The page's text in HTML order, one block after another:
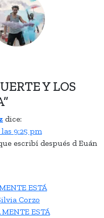
Y LOS
”
dice:
9:25 pm
escribí después d Euán
ESTÁ
Corzo
MENTE ESTÁ